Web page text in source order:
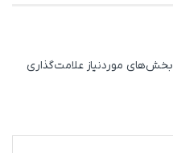
بخش‌های موردنیاز علامت‌گذاری